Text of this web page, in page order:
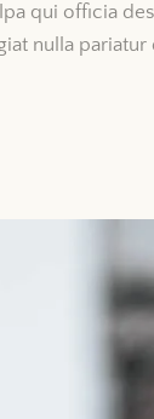
qui officia
nulla